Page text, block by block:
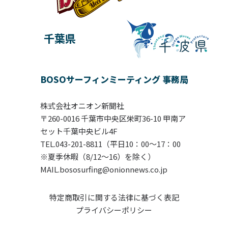
千葉県
BOSOサーフィンミーティング 事務局
株式会社オニオン新聞社
〒260-0016 千葉市中央区栄町36-10 甲南ア
セット千葉中央ビル4F
TEL.043-201-8811（平日10：00〜17：00
※夏季休暇（8/12～16）を除く）
MAIL.bososurfing@onionnews.co.jp
特定商取引に関する法律に基づく表記
プライバシーポリシー